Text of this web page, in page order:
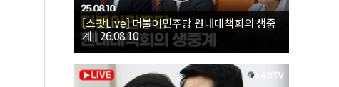
[스팟Live] 더불어민주당 원내대책회의 생중
계 | 26.08.10